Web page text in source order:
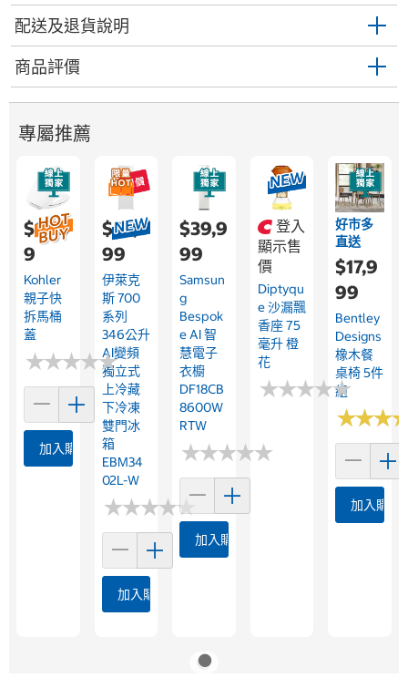
配送及退貨說明
商品評價
專屬推薦
$1,99
9
Kohler
親子快
拆馬桶
蓋
★★★★★
★★★★★
加入購物車
$22,9
99
伊萊克
斯 700
系列
346公升
AI變頻
獨立式
上冷藏
下冷凍
雙門冰
箱
EBM34
02L-W
★★★★★
★★★★★
加入購物車
$39,9
99
Samsun
G
Bespok
E AI 智
慧電子
衣櫥
DF18CB
8600W
RTW
★★★★★
★★★★★
加入購物車
登入
顯示售
價
Diptyqu
E 沙漏飄
香座 75
毫升 橙
花
★★★★★
★★★★★
好市多
直送
$17,9
99
Bentley
Designs
橡木餐
桌椅 5件
組
★★★
★★★
加入購物